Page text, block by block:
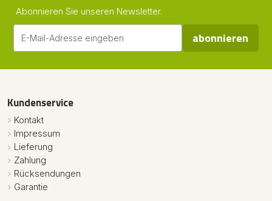
Abonnieren Sie unseren Newsletter.
abonnieren
Kundenservice
Kontakt
Impressum
Lieferung
Zahlung
Rücksendungen
Garantie